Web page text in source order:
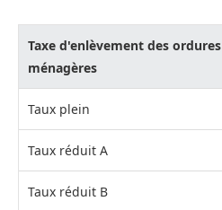
Taxe d'enlèvement des ordures
ménagères
Taux plein
Taux réduit A
Taux réduit B